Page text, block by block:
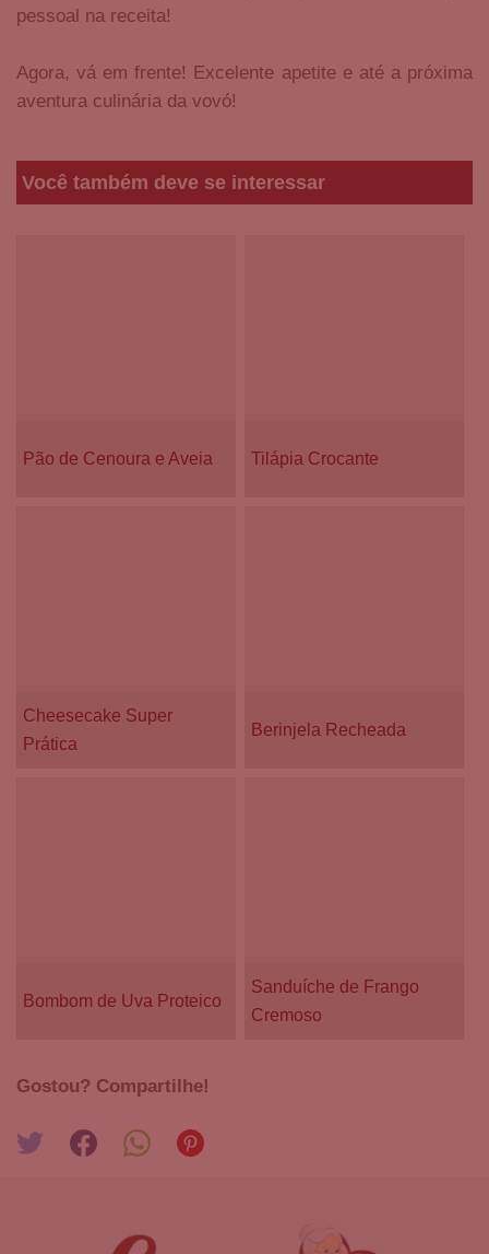
pessoal na receita!
Agora, vá em frente! Excelente apetite e até a próxima
aventura culinária da vovó!
Você também deve se interessar
Pão de Cenoura e Aveia Tilápia Crocante
Cheesecake Super
Prática
Berinjela Recheada
Bombom de Uva Proteico
Sanduíche de Frango
Cremoso
Gostou? Compartilhe!